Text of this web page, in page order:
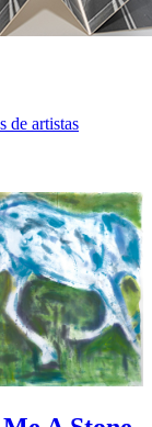
de artistas